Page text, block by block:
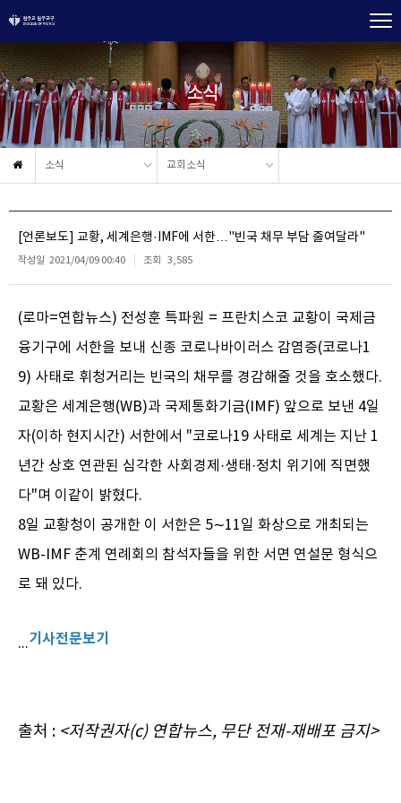
소식
소식 교회소식
[언론보도] 교황, 세계은행·IMF에 서한…"빈국 채무 부담 줄여달라"
작성일 2021/04/09 00:40 조회 3,585
(로마=연합뉴스) 전성훈 특파원 = 프란치스코 교황이 국제금
융기구에 서한을 보내 신종 코로나바이러스 감염증(코로나1
9) 사태로 휘청거리는 빈국의 채무를 경감해줄 것을 호소했다.
교황은 세계은행(WB)과 국제통화기금(IMF) 앞으로 보낸 4일
자(이하 현지시간) 서한에서 "코로나19 사태로 세계는 지난 1
년간 상호 연관된 심각한 사회경제·생태·정치 위기에 직면했
다"며 이같이 밝혔다.
8일 교황청이 공개한 이 서한은 5∼11일 화상으로 개최되는
WB-IMF 춘계 연례회의 참석자들을 위한 서면 연설문 형식으
로 돼 있다.
...기사전문보기
출처 : <저작권자(c) 연합뉴스, 무단 전재-재배포 금지>